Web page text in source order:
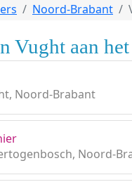
Noord-Brabant
Vught aan
Noord-Brabant
Noord-